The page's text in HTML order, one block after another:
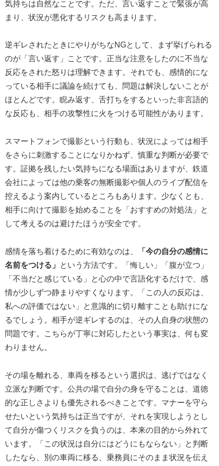
気持ちは自然なことです。ただ、言い返すことで緊張が高
まり、状況が悪化するリスクも高まります。
逆ギレされたときにやりがちなNGとして、まず挙げられる
のが「言い返す」ことです。正当な注意をしたのに不当な
反応をされた怒りは理解できます。それでも、感情的にな
っている相手に議論を続けても、問題は解決しないことが
ほとんどです。睨み返す、舌打ちをするといった非言語的
な反応も、相手の攻撃性に火をつける可能性があります。
スマートフォンで撮影という行動も、状況によっては相手
をさらに刺激することになりかねず、慎重な判断が必要で
す。証拠を残したい気持ちになる場面はありますが、鉄道
会社によっては他の乗客の無断撮影や個人のライブ配信を
控えるよう案内しているところもあります。少なくとも、
相手に向けて撮影を始めることを「おすすめの対処法」と
して考えるのは避けたほうが安全です。
感情を落ち着けるために有効なのは、
「今の自分の感情に
名前をつける」
という方法です。「悔しい」「腹が立つ」
「不当だと感じている」と心の中で言語化するだけで、感
情が少しずつ静まりやすくなります。「この人の反応は、
私への評価ではない」と意識的に切り離すことも助けにな
るでしょう。相手が逆ギレするのは、その人自身の状態の
問題です。こちらが丁寧に対応したという事実は、何も変
わりません。
その場を離れる、車両を移るという選択は、逃げではなく
立派な判断です。公共の場で自分の身を守ることは、道徳
的な正しさよりも優先されるべきことです。マナーを守ら
せたいという気持ちは正当ですが、それを実現しようとし
て自分が傷つくリスクを負うのは、本来の目的から外れて
います。「この状況は自分にはどうにもならない」と判断
したなら、別の車両に移る、乗務員にそのまま状況を伝え